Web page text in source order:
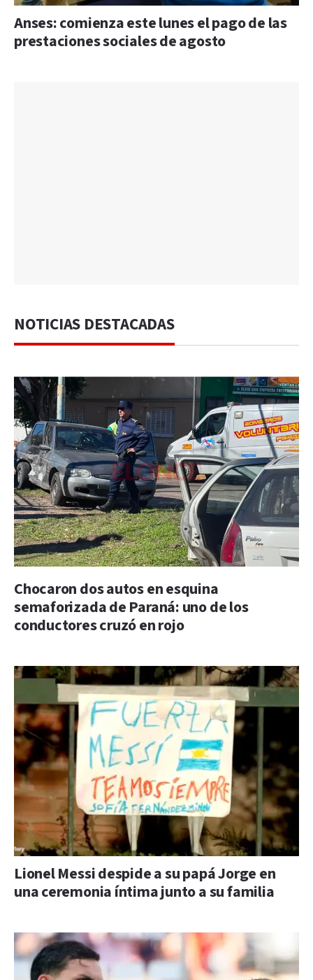
Anses: comienza este lunes el pago de las
prestaciones sociales de agosto
NOTICIAS DESTACADAS
Chocaron dos autos en esquina
semaforizada de Paraná: uno de los
conductores cruzó en rojo
Lionel Messi despide a su papá Jorge en
una ceremonia íntima junto a su familia